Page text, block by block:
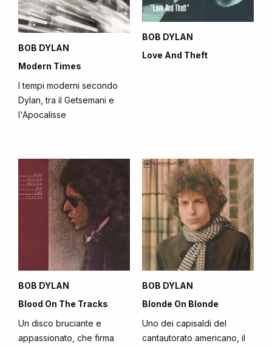
BOB DYLAN
Modern Times
I tempi moderni secondo
Dylan, tra il Getsemani e
l'Apocalisse
BOB DYLAN
Love And Theft
BOB DYLAN
Blood On The Tracks
Un disco bruciante e
appassionato, che firma
BOB DYLAN
Blonde On Blonde
Uno dei capisaldi del
cantautorato americano, il